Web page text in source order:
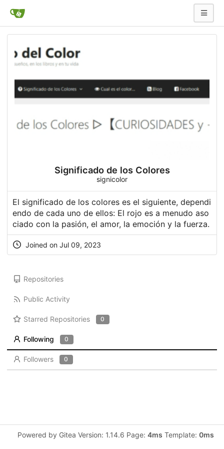
Significado de los Colores
signicolor
El significado de los colores es el siguiente, dependi
endo de cada uno de ellos: El rojo es a menudo aso
ciado con la pasión, el amor, la emoción y la fuerza.
Joined on Jul 09, 2023
Repositories
Public Activity
Starred Repositories 0
Following 0
Followers 0
Powered by Gitea Version: 1.14.6 Page: 4ms Template: 0ms